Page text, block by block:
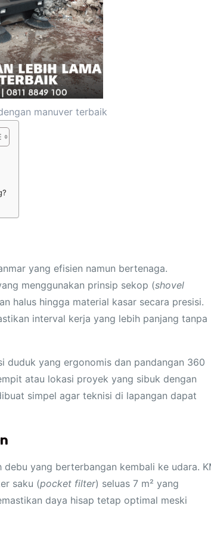
manuver terbaik
yang efisien namun bertenaga.
menggunakan prinsip sekop (shovel
halus hingga material kasar secara presisi.
interval kerja yang lebih panjang tanpa
duduk yang ergonomis dan pandangan 360
atau lokasi proyek yang sibuk dengan
simpel agar teknisi di lapangan dapat
yang berterbangan kembali ke udara.
saku (pocket filter) seluas 7 m² yang
daya hisap tetap optimal meski